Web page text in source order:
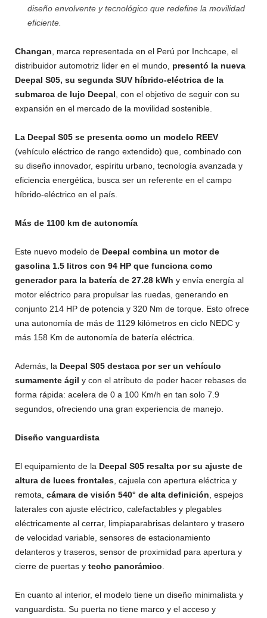
diseño envolvente y tecnológico que redefine la movilidad
eficiente.
Changan, marca representada en el Perú por Inchcape, el
distribuidor automotriz líder en el mundo, presentó la nueva
Deepal S05, su segunda SUV híbrido-eléctrica de la
submarca de lujo Deepal, con el objetivo de seguir con su
expansión en el mercado de la movilidad sostenible.
La Deepal S05 se presenta como un modelo REEV
(vehículo eléctrico de rango extendido) que, combinado con
su diseño innovador, espíritu urbano, tecnología avanzada y
eficiencia energética, busca ser un referente en el campo
híbrido-eléctrico en el país.
Más de 1100 km de autonomía
Este nuevo modelo de Deepal combina un motor de
gasolina 1.5 litros con 94 HP que funciona como
generador para la batería de 27.28 kWh y envía energía al
motor eléctrico para propulsar las ruedas, generando en
conjunto 214 HP de potencia y 320 Nm de torque. Esto ofrece
una autonomía de más de 1129 kilómetros en ciclo NEDC y
más 158 Km de autonomía de batería eléctrica.
Además, la Deepal S05 destaca por ser un vehículo
sumamente ágil y con el atributo de poder hacer rebases de
forma rápida: acelera de 0 a 100 Km/h en tan solo 7.9
segundos, ofreciendo una gran experiencia de manejo.
Diseño vanguardista
El equipamiento de la Deepal S05 resalta por su ajuste de
altura de luces frontales, cajuela con apertura eléctrica y
remota, cámara de visión 540° de alta definición, espejos
laterales con ajuste eléctrico, calefactables y plegables
eléctricamente al cerrar, limpiaparabrisas delantero y trasero
de velocidad variable, sensores de estacionamiento
delanteros y traseros, sensor de proximidad para apertura y
cierre de puertas y techo panorámico.
En cuanto al interior, el modelo tiene un diseño minimalista y
vanguardista. Su puerta no tiene marco y el acceso y